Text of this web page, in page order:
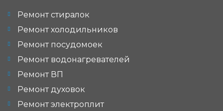
Ремонт стиралок
Ремонт холодильников
Ремонт посудомоек
Ремонт водонагревателей
Ремонт ВП
Ремонт духовок
Ремонт электроплит